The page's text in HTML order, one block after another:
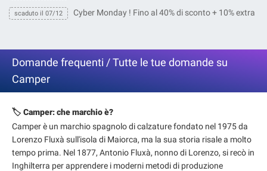
scaduto il 07/12 Cyber Monday ! Fino al 40% di sconto + 10% extra
Domande frequenti / Tutte le tue domande su
Camper
🏷️ Camper: che marchio è?
Camper è un marchio spagnolo di calzature fondato nel 1975 da
Lorenzo Fluxà sull'isola di Maiorca, ma la sua storia risale a molto
tempo prima. Nel 1877, Antonio Fluxà, nonno di Lorenzo, si recò in
Inghilterra per apprendere i moderni metodi di produzione